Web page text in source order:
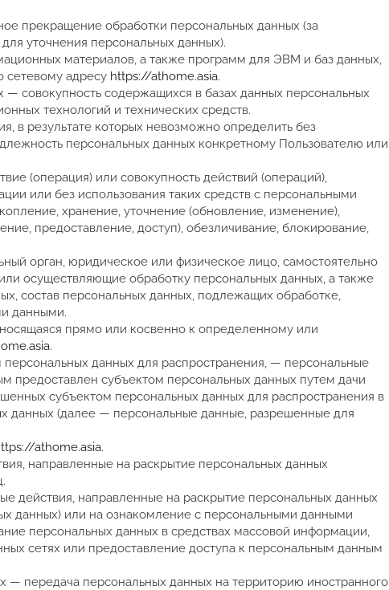
прекращение обработки персональных данных (за
уточнения персональных данных).
материалов, а также программ для ЭВМ и баз данных,
сетевому адресу https://athome.asia.
совокупность содержащихся в базах данных персональных
технологий и технических средств.
в результате которых невозможно определить без
персональных данных конкретному Пользователю или
(операция) или совокупность действий (операций),
или без использования таких средств с персональными
хранение, уточнение (обновление, изменение),
предоставление, доступ), обезличивание, блокирование,
орган, юридическое или физическое лицо, самостоятельно
осуществляющие обработку персональных данных, а также
состав персональных данных, подлежащих обработке,
данными.
прямо или косвенно к определенному или
.
данных для распространения, — персональные
предоставлен субъектом персональных данных путем дачи
субъектом персональных данных для распространения в
данных (далее — персональные данные, разрешенные для
athome.asia.
направленные на раскрытие персональных данных
действия, направленные на раскрытие персональных данных
данных) или на ознакомление с персональными данными
персональных данных в средствах массовой информации,
сетях или предоставление доступа к персональным данным
— передача персональных данных на территорию иностранного